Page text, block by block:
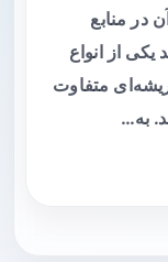
در منابع
از انواع
متفاوت
به…